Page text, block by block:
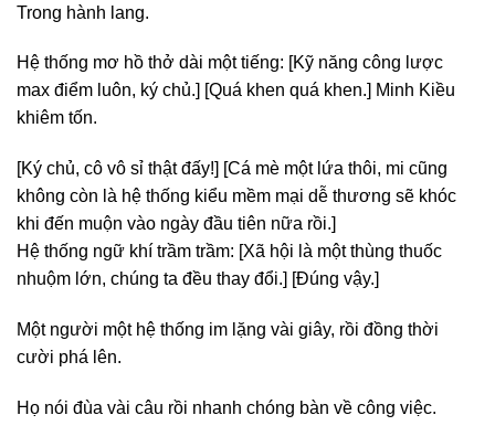
Trong hành lang.
Hệ thống mơ hồ thở dài một tiếng: [Kỹ năng công lược
max điểm luôn, ký chủ.] [Quá khen quá khen.] Minh Kiều
khiêm tốn.
[Ký chủ, cô vô sỉ thật đấy!] [Cá mè một lứa thôi, mi cũng
không còn là hệ thống kiểu mềm mại dễ thương sẽ khóc
khi đến muộn vào ngày đầu tiên nữa rồi.]
Hệ thống ngữ khí trầm trầm: [Xã hội là một thùng thuốc
nhuộm lớn, chúng ta đều thay đổi.] [Đúng vậy.]
Một người một hệ thống im lặng vài giây, rồi đồng thời
cười phá lên.
Họ nói đùa vài câu rồi nhanh chóng bàn về công việc.